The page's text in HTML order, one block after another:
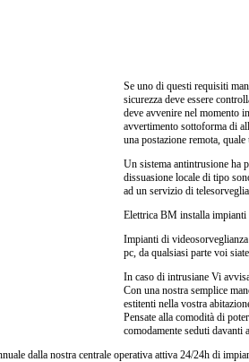
Se uno di questi requisiti
sicurezza deve essere
deve avvenire nel momento
avvertimento sottoforma di
una postazione remota,
Un sistema antintrusione ha
dissuasione locale di tipo
ad un servizio di
Elettrica BM installa impianti
Impianti di
pc, da qualsiasi parte voi
In caso di intrusiane Vi
Con una nostra semplice
estitenti nella vostra
Pensate alla comodità di
comodamente seduti davanti
dalla nostra centrale operativa attiva 24/24h di